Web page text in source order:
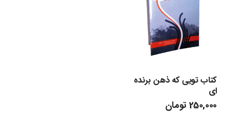
کتاب تویی که ذهن برنده
ای
250,000تومان